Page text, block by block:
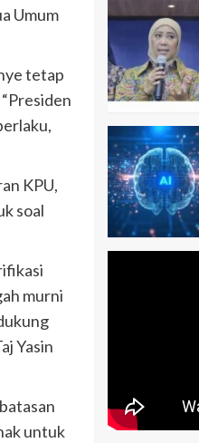
Umum
tetap
KPU,
soal
murni
Yasin
untuk